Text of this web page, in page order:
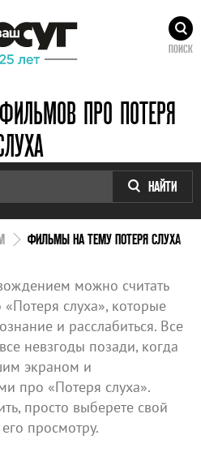
ПОИСК
ПРО ПОТЕРЯ
НАЙТИ
ФИЛЬМЫ НА ТЕМУ ПОТЕРЯ СЛУХА
можно считать
слуха», которые
и расслабиться. Все
невзгоды позади, когда
экраном и
про «Потеря слуха».
просто выберете свой
просмотру.